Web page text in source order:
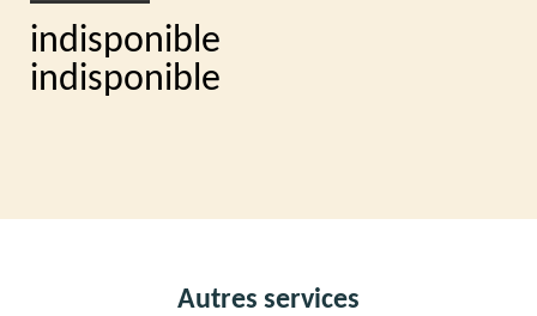
indisponible
indisponible
Autres services